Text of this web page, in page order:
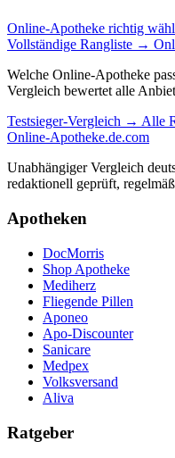
Online-Apotheke richtig
Vollständige Rangliste →
Welche Online-Apotheke
Vergleich bewertet alle
Testsieger-Vergleich → Alle
Online-Apotheke.de.com
Unabhängiger Vergleich
redaktionell geprüft,
Apotheken
DocMorris
Shop Apotheke
Mediherz
Fliegende Pillen
Aponeo
Apo-Discounter
Sanicare
Medpex
Volksversand
Aliva
Ratgeber